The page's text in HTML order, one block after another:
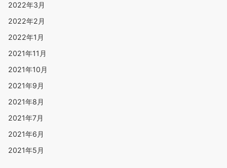
2022年3月
2022年2月
2022年1月
2021年11月
2021年10月
2021年9月
2021年8月
2021年7月
2021年6月
2021年5月